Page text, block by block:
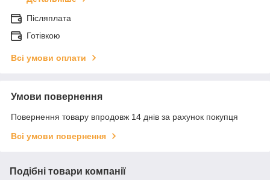
Післяплата
Готівкою
Всі умови оплати
Умови повернення
Повернення товару впродовж 14 днів за рахунок покупця
Всі умови повернення
Подібні товари компанії